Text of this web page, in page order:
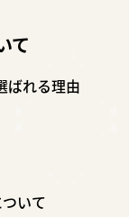
て
ばれる理由
いて